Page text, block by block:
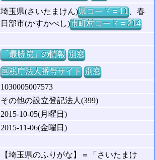
埼玉県(さいたまけん)県コード = 11、春
日部市(かすかべし)市町村コード = 214
「最勝院」の情報 別窓
国税庁法人番号サイト 別窓
1030005007573
その他の設立登記法人(399)
2015-10-05(月曜日)
2015-11-06(金曜日)
【埼玉県のふりがな】＝「さいたまけ